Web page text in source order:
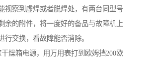
视察到虚焊或者脱焊处，有两台同型号
余的附件，将一度好的备品与故障机上
行交换，看故障能否消除。
燥箱电源，用万用表打到欧姆挡200欧